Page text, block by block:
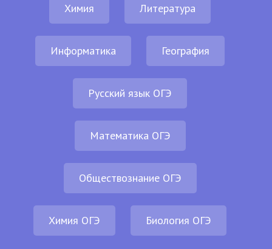
Химия Литература
Информатика География
Русский язык ОГЭ
Математика ОГЭ
Обществознание ОГЭ
Химия ОГЭ Биология ОГЭ